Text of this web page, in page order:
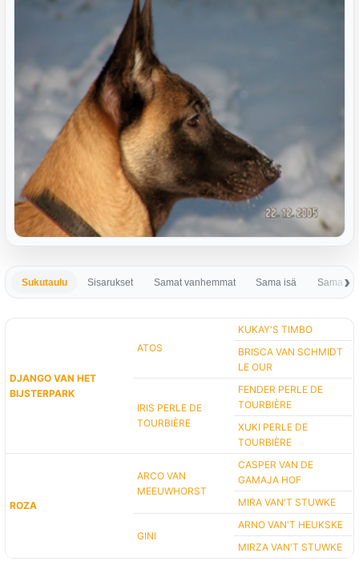
Sukutaulu Sisarukset Samat vanhemmat Sama isä Sama
DJANGO VAN HET
BIJSTERPARK
ATOS
KUKAY'S TIMBO
BRISCA VAN SCHMIDT
LE OUR
IRIS PERLE DE
TOURBIÈRE
FENDER PERLE DE
TOURBIÈRE
XUKI PERLE DE
TOURBIÈRE
ROZA
ARCO VAN
MEEUWHORST
CASPER VAN DE
GAMAJA HOF
MIRA VAN'T STUWKE
GINI
ARNO VAN'T HEUKSKE
MIRZA VAN'T STUWKE